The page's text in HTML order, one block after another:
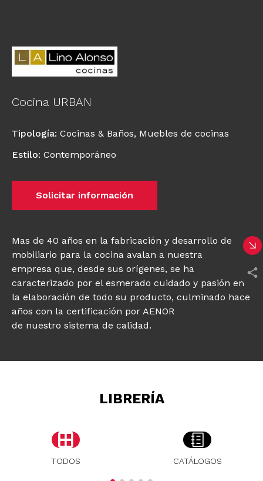
Cocina URBAN
Tipología: Cocinas & Baños, Muebles de cocinas
Estilo: Contemporáneo
Solicitar información
Mas de 40 años en la fabricación y desarrollo de
mobiliario para la cocina avalan a nuestra
empresa que, desde sus orígenes, se ha
caracterizado por el esmerado cuidado y pasión en
la elaboración de todo su producto, culminado hace
años con la certificación por AENOR
de nuestro sistema de calidad.
LIBRERÍA
TODOS CATÁLOGOS